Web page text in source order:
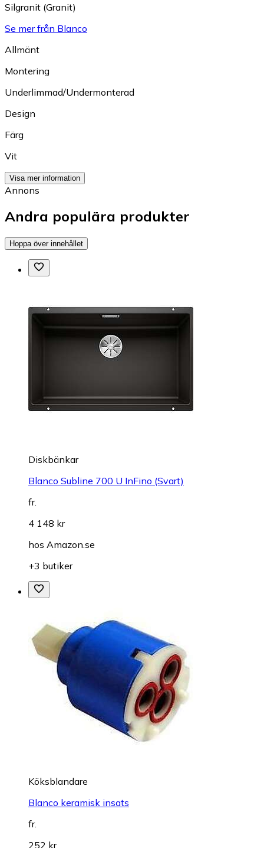
Silgranit (Granit)
Se mer från Blanco
Allmänt
Montering
Underlimmad/Undermonterad
Design
Färg
Vit
Visa mer information
Annons
Andra populära produkter
Hoppa över innehållet
Diskbänkar
Blanco Subline 700 U InFino (Svart)
fr.
4 148 kr
hos Amazon.se
+3 butiker
Köksblandare
Blanco keramisk insats
fr.
252 kr